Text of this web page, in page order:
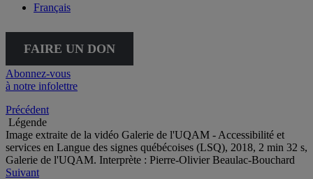
Français
FAIRE UN DON
Abonnez-vous
à notre infolettre
Précédent
Légende
Image extraite de la vidéo Galerie de l'UQAM - Accessibilité et
services en Langue des signes québécoises (LSQ), 2018, 2 min 32 s,
Galerie de l'UQAM. Interprète : Pierre-Olivier Beaulac-Bouchard
Suivant